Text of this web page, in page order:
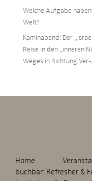
Welche Aufgabe
Welt?
Kaminabend: Der
Reise in den „inneren
Weges in Richtung
Home
buchbar: Refresher &